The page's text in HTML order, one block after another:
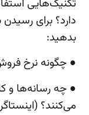
تکنیک‌هایی
دارد؟ برای
بدهید:
● چگونه نرخ
● چه رسانه‌ها و
می‌کنند؟